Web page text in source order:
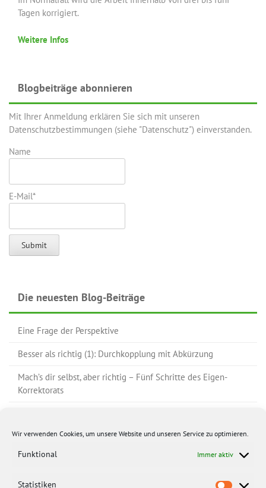
Wir verwenden Cookies, um unsere Website und unseren Service zu optimieren.
Funktional Immer aktiv
Statistiken
Tagen korrigiert.
Weitere Infos
Blogbeiträge abonnieren
Mit Ihrer Anmeldung erklären Sie sich mit unseren
Datenschutzbestimmungen (siehe "Datenschutz") einverstanden.
Name
E-Mail*
Die neuesten Blog-Beiträge
Eine Frage der Perspektive
Besser als richtig (1): Durchkopplung mit Abkürzung
Mach’s dir selbst, aber richtig – Fünf Schritte des Eigen-
Korrektorats
Ein Brief aus Bielefeld